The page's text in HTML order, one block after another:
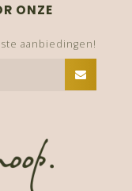
ONZE
aanbiedingen!